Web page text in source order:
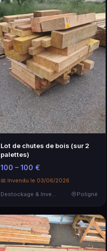
Lot de chutes de bois (sur 2
palettes)
100 – 100 €
📅 Invendu le 03/06/2026
Destockage & Invendus
Poligné